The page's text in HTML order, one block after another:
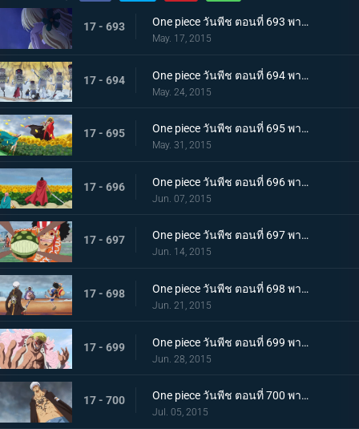
17 - 693 One piece วันพีช ตอนที่ 693 พากย์ไทย เจ้าหญิงของคนแคระ ตัวประกันมันเชอรี่
May. 17, 2015
17 - 694 One piece วันพีช ตอนที่ 694 พากย์ไทย ไม่ยอมตาย! กองทัพตุ๊กตาที่น่าสะพรึงกลัว!!!
May. 24, 2015
17 - 695 One piece วันพีช ตอนที่ 695 พากย์ไทย เดิมพันด้วยชีวิต! ลูฟี่คือไพ่ตายแห่งชัยชนะ!!
May. 31, 2015
17 - 696 One piece วันพีช ตอนที่ 696 พากย์ไทย น้ำตาแห่งการพบกัน! รีเบคก้ากับเคียรอส!
Jun. 07, 2015
17 - 697 One piece วันพีช ตอนที่ 697 พากย์ไทย กระสุนพิฆาต! บุรุษผู้ปกป้องเดรสโรซ่า!
Jun. 14, 2015
17 - 698 One piece วันพีช ตอนที่ 698 พากย์ไทย ระเบิดความโกรธ! แผนลับสุดยอดของลูฟี่และลอว์!
Jun. 21, 2015
17 - 699 One piece วันพีช ตอนที่ 699 พากย์ไทย ครอบครัวชนชั้นสูง! ตัวตนแท้จริงของโดฟลามิงโก้!
Jun. 28, 2015
17 - 700 One piece วันพีช ตอนที่ 700 พากย์ไทย พลังที่สุดยอด!! ความลับของผล โอเปะ โอเปะ!
Jul. 05, 2015